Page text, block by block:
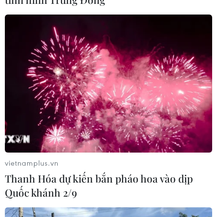
Alphabet cải tổ hàng ngũ lãnh đạo
giữa cuộc đua AGI
06/08/2026 04:22
Doanh nghiệp Trung Quốc đánh giá
cao triển vọng hợp tác cơ giới hóa
nông nghiệp với Việt Nam
06/08/2026 04:14
Thống đốc Fed khuyến nghị tăng lãi
suất nếu lạm phát không sớm hạ
06/08/2026 03:46
vietnamplus.vn
Thanh Hóa dự kiến bắn pháo hoa vào dịp
Quốc khánh 2/9